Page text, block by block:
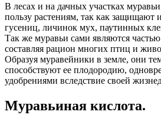
В лесах и на дачных участках
пользу растениям, так как защищают
гусениц, личинок мух, паутинных
Так же муравьи сами являются
составляя рацион многих птиц и
Образуя муравейники в земле, они
способствуют ее плодородию,
удобрениями вследствие своей
Муравьиная кислота.